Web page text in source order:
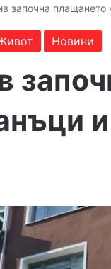
започна плащането
Новини